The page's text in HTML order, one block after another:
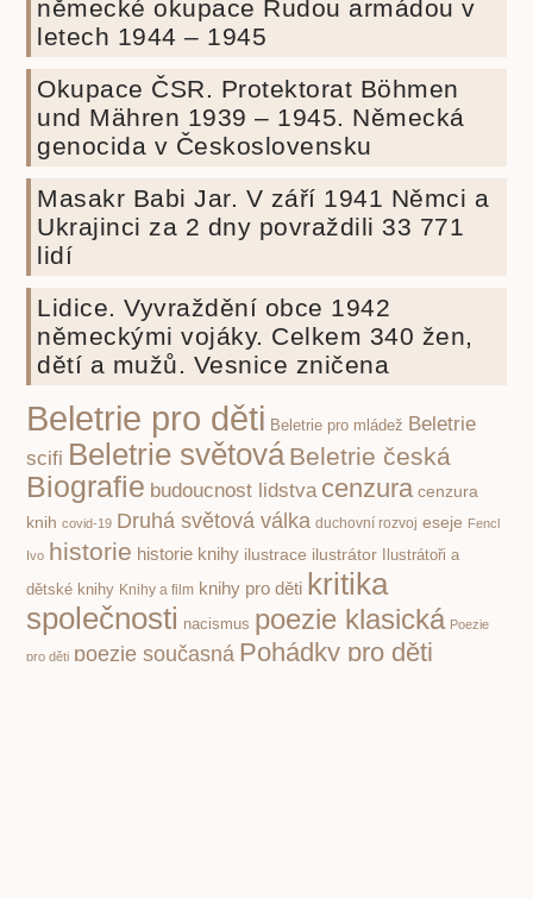
německé okupace Rudou armádou v
letech 1944 – 1945
Okupace ČSR. Protektorat Böhmen
und Mähren 1939 – 1945. Německá
genocida v Československu
Masakr Babi Jar. V září 1941 Němci a
Ukrajinci za 2 dny povraždili 33 771
lidí
Lidice. Vyvraždění obce 1942
německými vojáky. Celkem 340 žen,
dětí a mužů. Vesnice zničena
Beletrie pro děti Beletrie pro mládež Beletrie
scifi Beletrie světováBeletrie česká
Biografie budoucnost lidstva cenzura cenzura
knih covid-19 Druhá světová válka duchovní rozvoj eseje Fencl
Ivo historie historie knihy ilustrace ilustrátor
Ilustrátoři a
dětské knihy Knihy a film knihy pro děti kritika
společnosti nacismus poezie klasická Poezie
pro děti poezie současná Pohádky pro děti